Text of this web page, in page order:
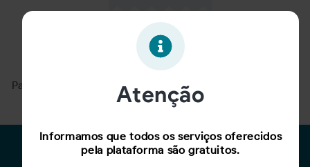
Oportunidade expirada!
Para ver mais, acesse a página Buscar Oportunidades.
Para Candidatos
Atenção
Informamos que todos os serviços oferecidos
pela plataforma são gratuitos.